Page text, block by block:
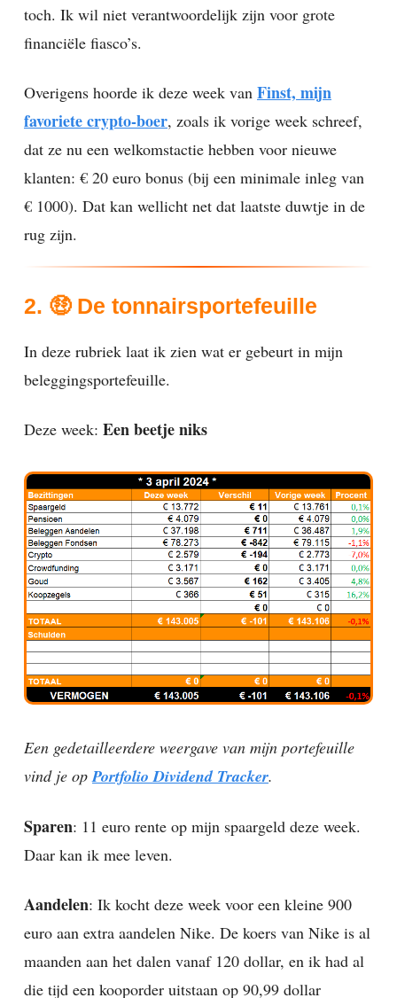
toch. Ik wil niet verantwoordelijk zijn voor grote
financiële fiasco’s.
Overigens hoorde ik deze week van Finst, mijn
favoriete crypto-boer, zoals ik vorige week schreef,
dat ze nu een welkomstactie hebben voor nieuwe
klanten: € 20 euro bonus (bij een minimale inleg van
€ 1000). Dat kan wellicht net dat laatste duwtje in de
rug zijn.
2. 🤑 De tonnairsportefeuille
In deze rubriek laat ik zien wat er gebeurt in mijn
beleggingsportefeuille.
Deze week: Een beetje niks
Een gedetailleerdere weergave van mijn portefeuille
vind je opPortfolio Dividend Tracker.
Sparen: 11 euro rente op mijn spaargeld deze week.
Daar kan ik mee leven.
Aandelen: Ik kocht deze week voor een kleine 900
euro aan extra aandelen Nike. De koers van Nike is al
maanden aan het dalen vanaf 120 dollar, en ik had al
die tijd een kooporder uitstaan op 90,99 dollar